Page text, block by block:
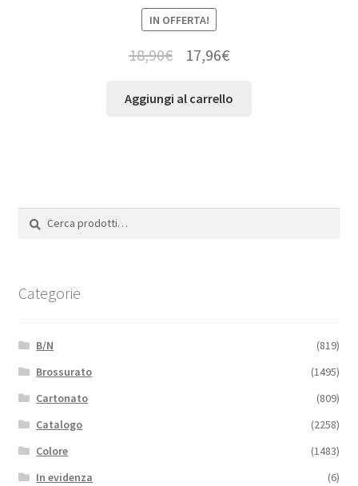
IN OFFERTA!
18,90€ 17,96€
Aggiungi al carrello
Cerca:
Cerca
Categorie
B/N
(819)
Brossurato
(1495)
Cartonato
(809)
Catalogo
(2258)
Colore
(1483)
In evidenza
(6)